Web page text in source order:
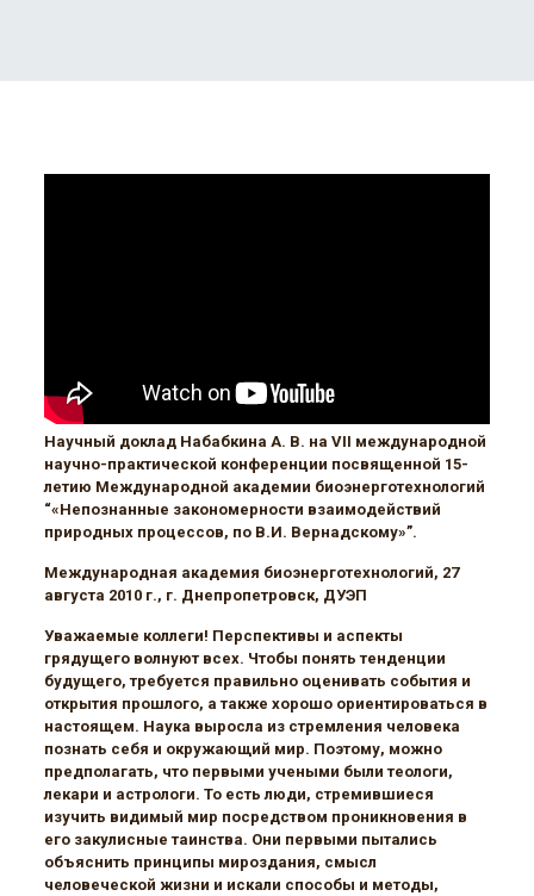
Научный доклад Набабкина А. В. на VII международной
научно-практической конференции посвященной 15-
летию Международной академии биоэнерготехнологий
“«Непознанные закономерности взаимодействий
природных процессов, по В.И. Вернадскому»”.
Международная академия биоэнерготехнологий, 27
августа 2010 г., г. Днепропетровск, ДУЭП
Уважаемые коллеги! Перспективы и аспекты
грядущего волнуют всех. Чтобы понять тенденции
будущего, требуется правильно оценивать события и
открытия прошлого, а также хорошо ориентироваться в
настоящем. Наука выросла из стремления человека
познать себя и окружающий мир. Поэтому, можно
предполагать, что первыми учеными были теологи,
лекари и астрологи. То есть люди, стремившиеся
изучить видимый мир посредством проникновения в
его закулисные таинства. Они первыми пытались
объяснить принципы мироздания, смысл
человеческой жизни и искали способы и методы,